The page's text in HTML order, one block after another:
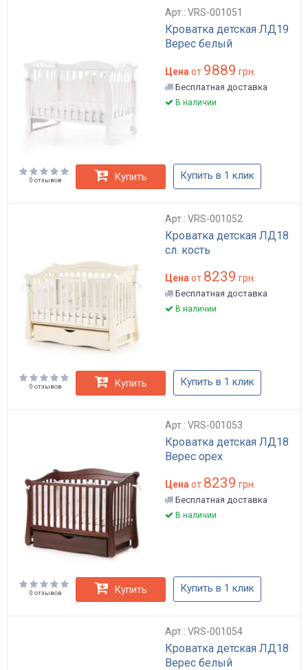
Арт.: VRS-001051
Кроватка детская ЛД19
Верес белый
Цена от 9889 грн.
Бесплатная доставка
В наличии
0 отзывов Купить Купить в 1 клик
Арт.: VRS-001052
Кроватка детская ЛД18
сл. кость
Цена от 8239 грн.
Бесплатная доставка
В наличии
0 отзывов Купить Купить в 1 клик
Арт.: VRS-001053
Кроватка детская ЛД18
Верес орех
Цена от 8239 грн.
Бесплатная доставка
В наличии
0 отзывов Купить Купить в 1 клик
Арт.: VRS-001054
Кроватка детская ЛД18
Верес белый